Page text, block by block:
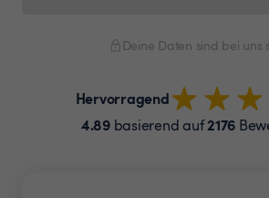
Deine Daten sind bei uns
Hervorragend
4.89basierend auf2176